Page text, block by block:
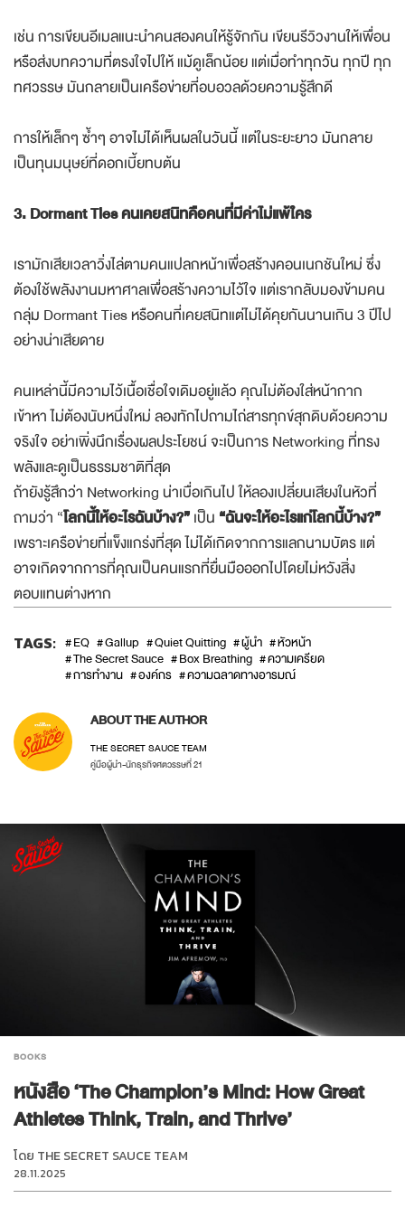
เช่น การเขียนอีเมลแนะนำคนสองคนให้รู้จักกัน เขียนรีวิวงานให้เพื่อน
หรือส่งบทความที่ตรงใจไปให้ แม้ดูเล็กน้อย แต่เมื่อทำทุกวัน ทุกปี ทุก
ทศวรรษ มันกลายเป็นเครือข่ายที่อบอวลด้วยความรู้สึกดี
การให้เล็กๆ ซ้ำๆ อาจไม่ได้เห็นผลในวันนี้ แต่ในระยะยาว มันกลาย
เป็นทุนมนุษย์ที่ดอกเบี้ยทบต้น
3. Dormant Ties คนเคยสนิทคือคนที่มีค่าไม่แพ้ใคร
เรามักเสียเวลาวิ่งไล่ตามคนแปลกหน้าเพื่อสร้างคอนเนกชันใหม่ ซึ่ง
ต้องใช้พลังงานมหาศาลเพื่อสร้างความไว้ใจ แต่เรากลับมองข้ามคน
กลุ่ม Dormant Ties หรือคนที่เคยสนิทแต่ไม่ได้คุยกันนานเกิน 3 ปีไป
อย่างน่าเสียดาย
คนเหล่านี้มีความไว้เนื้อเชื่อใจเดิมอยู่แล้ว คุณไม่ต้องใส่หน้ากาก
เข้าหา ไม่ต้องนับหนึ่งใหม่ ลองทักไปถามไถ่สารทุกข์สุกดิบด้วยความ
จริงใจ อย่าเพิ่งนึกเรื่องผลประโยชน์ จะเป็นการ Networking ที่ทรง
พลังและดูเป็นธรรมชาติที่สุด
ถ้ายังรู้สึกว่า Networking น่าเบื่อเกินไป ให้ลองเปลี่ยนเสียงในหัวที่
ถามว่า “โลกนี้ให้อะไรฉันบ้าง?”เป็น “ฉันจะให้อะไรแก่โลกนี้บ้าง?”
เพราะเครือข่ายที่แข็งแกร่งที่สุด ไม่ได้เกิดจากการแลกนามบัตร แต่
อาจเกิดจากการที่คุณเป็นคนแรกที่ยื่นมือออกไปโดยไม่หวังสิ่ง
ตอบแทนต่างหาก
TAGS: EQ Gallup Quiet Quitting ผู้นำ
หัวหน้า
The Secret Sauce
Box Breathing
ความเครียด
การทำงาน
องค์กร ความฉลาดทางอารมณ์
ABOUT THE AUTHOR
THE SECRET SAUCE TEAM
คู่มือผู้นำ-นักธุรกิจศตวรรษที่ 21
BOOKS
หนังสือ ‘The Champion’s Mind: How Great
Athletes Think, Train, and Thrive’
โดย THE SECRET SAUCE TEAM
28.11.2025